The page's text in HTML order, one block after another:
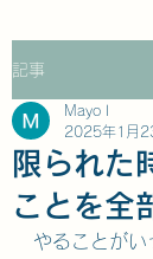
記事
限られた
ことを全
Mayo I
2025年1月
やることがい